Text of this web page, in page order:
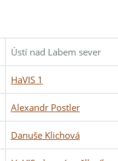
Ústí nad Labem sever
HaVIS 1
Alexandr Postler
Danuše Klichová